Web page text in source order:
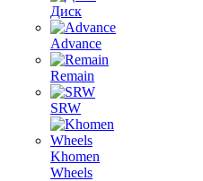
Диск
Advance
Remain
SRW
Khomen
Wheels